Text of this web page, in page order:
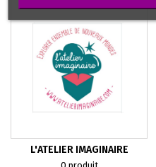
L'ATELIER IMAGINAIRE